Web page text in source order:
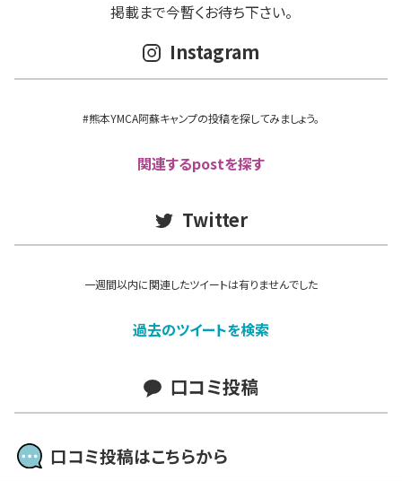
掲載まで今暫くお待ち下さい。
Instagram
#熊本YMCA阿蘇キャンプの投稿を探してみましょう。
関連するpostを探す
Twitter
一週間以内に関連したツイートは有りませんでした
過去のツイートを検索
口コミ投稿
口コミ投稿はこちらから